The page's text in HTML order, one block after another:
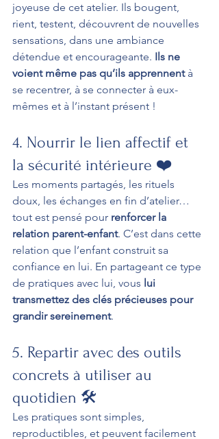
joyeuse de cet atelier. Ils bougent,
rient, testent, découvrent de nouvelles
sensations, dans une ambiance
détendue et encourageante. Ils ne
voient même pas qu’ils apprennent à
se recentrer, à se connecter à eux-
mêmes et à l’instant présent !
4. Nourrir le lien affectif et
la sécurité intérieure ❤️
Les moments partagés, les rituels
doux, les échanges en fin d’atelier…
tout est pensé pour renforcer la
relation parent-enfant. C’est dans cette
relation que l’enfant construit sa
confiance en lui. En partageant ce type
de pratiques avec lui, vous lui
transmettez des clés précieuses pour
grandir sereinement.
5. Repartir avec des outils
concrets à utiliser au
quotidien 🛠️
Les pratiques sont simples,
reproductibles, et peuvent facilement